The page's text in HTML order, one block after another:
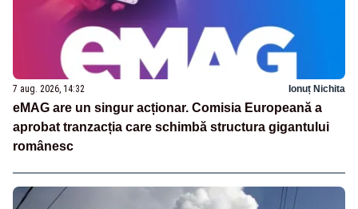
7 aug. 2026, 14:32 Ionuț Nichita
eMAG are un singur acționar. Comisia Europeană a
aprobat tranzacția care schimbă structura gigantului
românesc